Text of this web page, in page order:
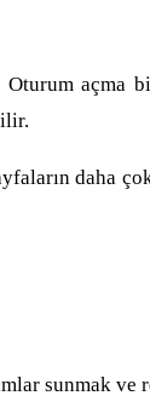
açma
daha
sunmak ve